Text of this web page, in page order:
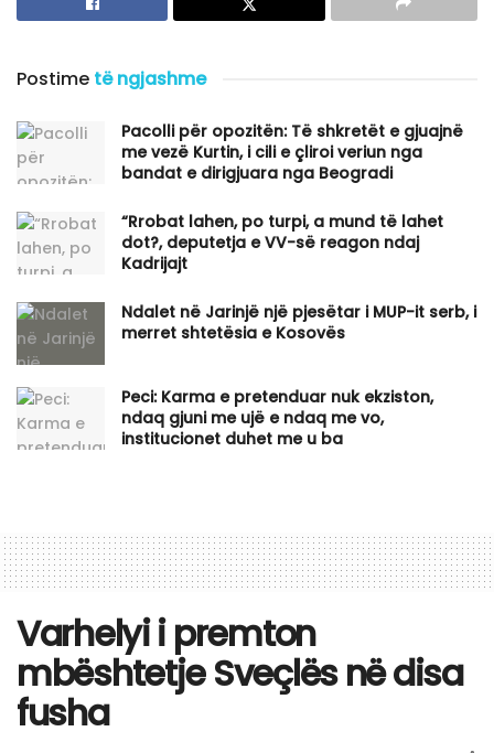
Postime të ngjashme
Pacolli për opozitën: Të shkretët e gjuajnë
me vezë Kurtin, i cili e çliroi veriun nga
bandat e dirigjuara nga Beogradi
“Rrobat lahen, po turpi, a mund të lahet
dot?, deputetja e VV-së reagon ndaj
Kadrijajt
Ndalet në Jarinjë një pjesëtar i MUP-it serb, i
merret shtetësia e Kosovës
Peci: Karma e pretenduar nuk ekziston,
ndaq gjuni me ujë e ndaq me vo,
institucionet duhet me u ba
Varhelyi i premton
mbështetje Sveçlës në disa
fusha